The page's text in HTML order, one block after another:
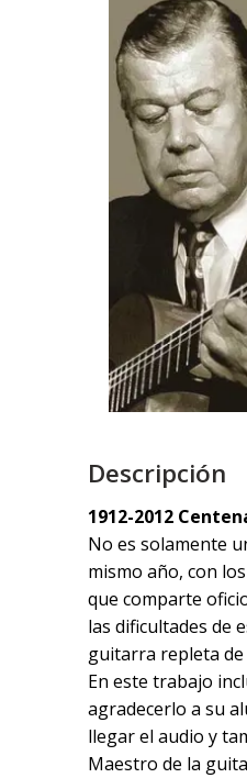
Descripción
1912-2012
No es solamente
mismo año, con
que comparte
las dificultades de
guitarra repleta de
En este trabajo
agradecerlo a su
llegar el audio y
Maestro de la